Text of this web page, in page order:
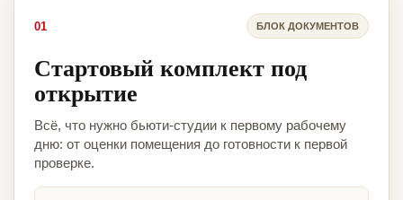
01 БЛОК ДОКУМЕНТОВ
Стартовый комплект под
открытие
Всё, что нужно бьюти-студии к первому рабочему
дню: от оценки помещения до готовности к первой
проверке.